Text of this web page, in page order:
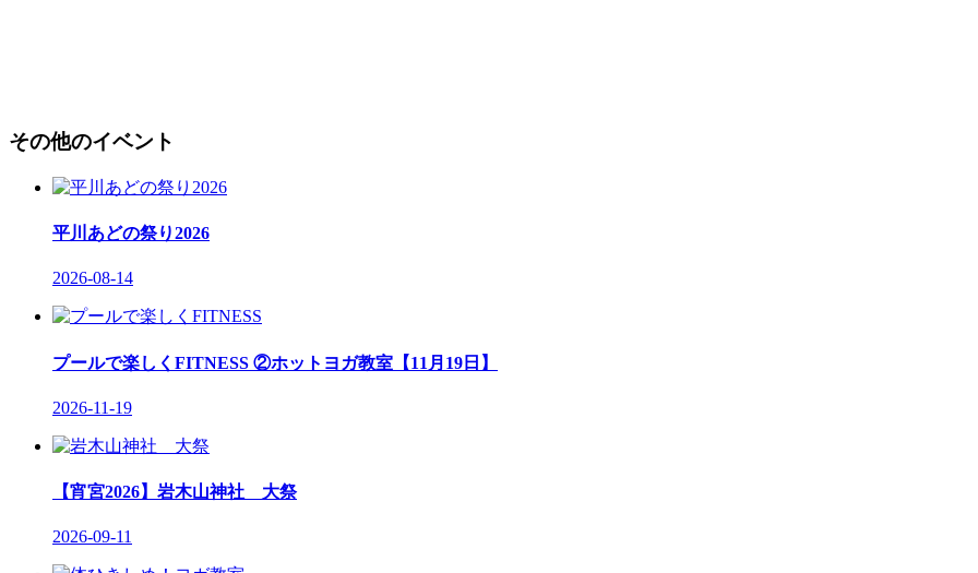
その他のイベント
平川あどの祭り2026
2026-08-14
プールで楽しくFITNESS ②ホットヨガ教室【11月19日】
2026-11-19
【宵宮2026】岩木山神社 大祭
2026-09-11